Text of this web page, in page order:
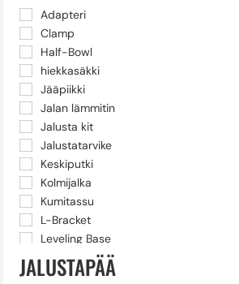
Adapteri
Clamp
Half-Bowl
hiekkasäkki
Jääpiikki
Jalan lämmitin
Jalusta kit
Jalustatarvike
Keskiputki
Kolmijalka
Kumitassu
L-Bracket
Leveling Base
Lumikenkä
Mobiilikuvaus tarvike
JALUSTAPÄÄ